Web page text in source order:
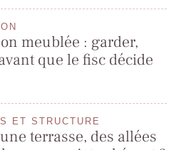
meublée : garder,
que le fisc décide
ET STRUCTURE
terrasse, des allées